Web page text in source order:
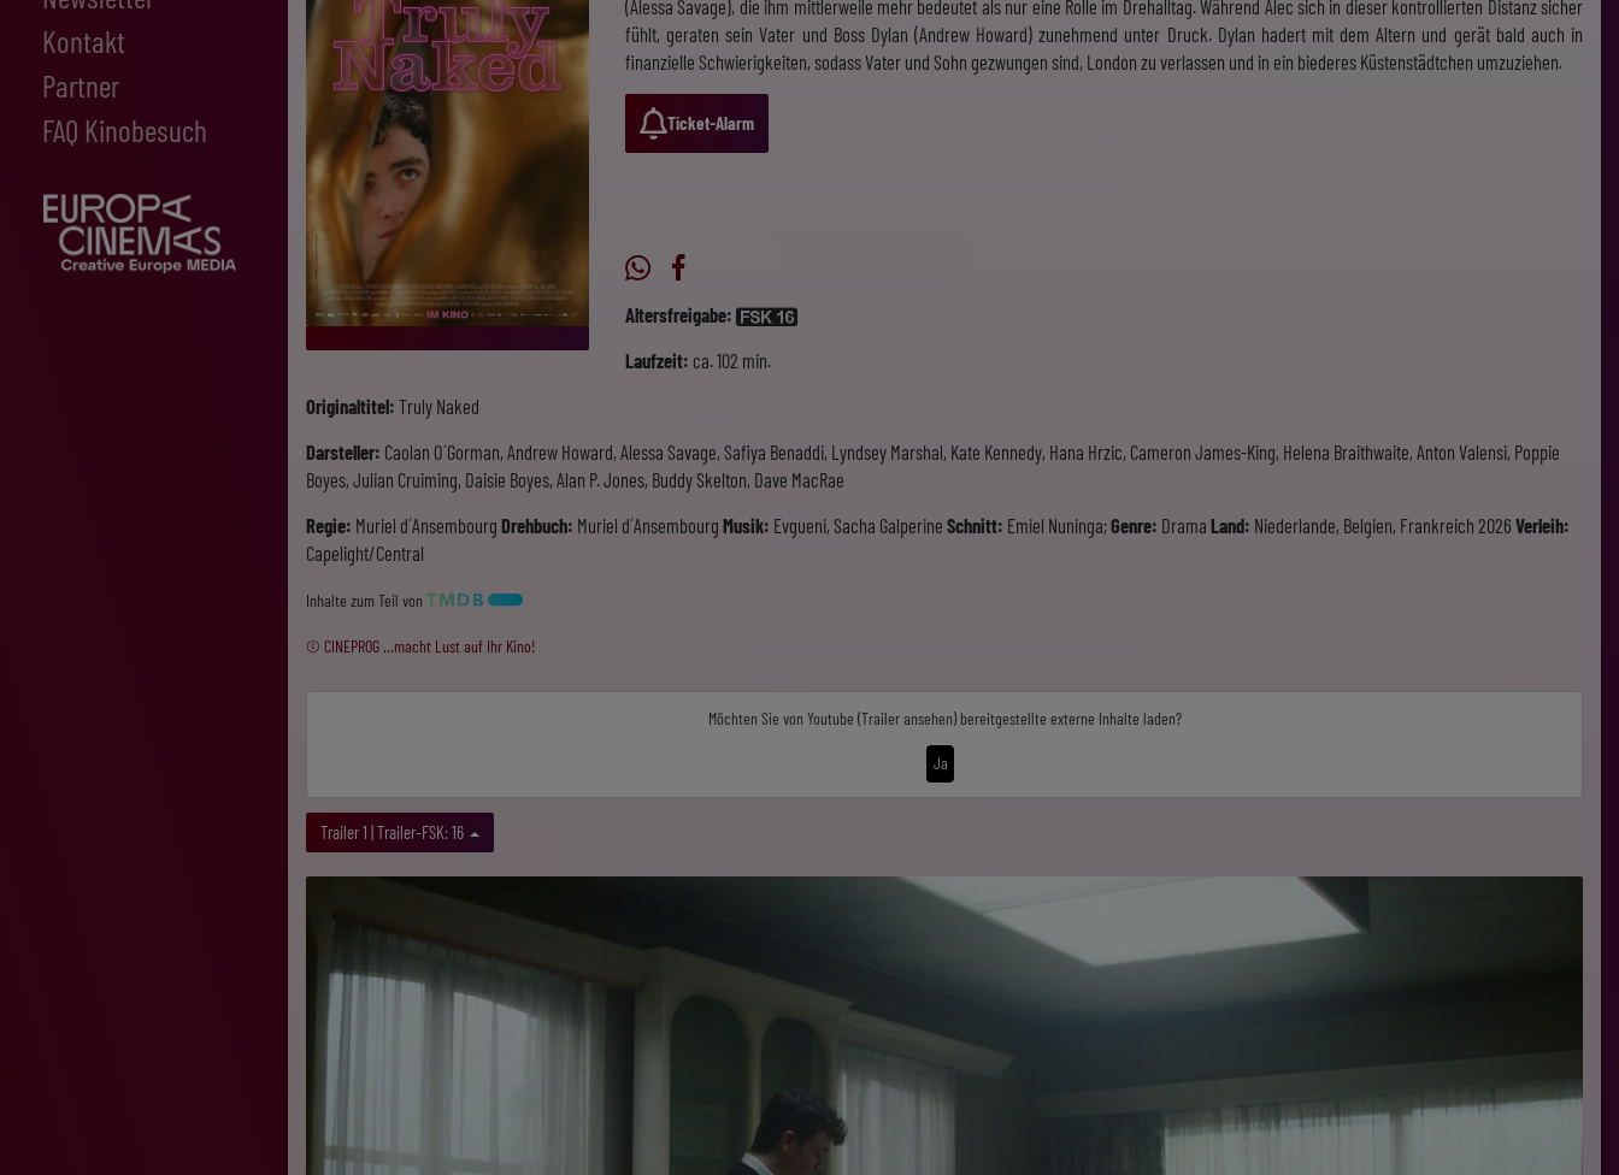
Kontakt
Partner
FAQ Kinobesuch
(Alessa Savage), die ihm mittlerweile mehr bedeutet als nur eine Rolle im Drehalltag. Während Alec sich in dieser kontrollierten Distanz sicher
fühlt, geraten sein Vater und Boss Dylan (Andrew Howard) zunehmend unter Druck. Dylan hadert mit dem Altern und gerät bald auch in
finanzielle Schwierigkeiten, sodass Vater und Sohn gezwungen sind, London zu verlassen und in ein biederes Küstenstädtchen umzuziehen.
Ticket-Alarm
Altersfreigabe:
Laufzeit: ca. 102 min.
Originaltitel: Truly Naked
Darsteller: Caolan O´Gorman, Andrew Howard, Alessa Savage, Safiya Benaddi, Lyndsey Marshal, Kate Kennedy, Hana Hrzic, Cameron James-King, Helena Braithwaite, Anton Valensi, Poppie
Boyes, Julian Cruiming, Daisie Boyes, Alan P. Jones, Buddy Skelton, Dave MacRae
Regie: Muriel d´Ansembourg Drehbuch: Muriel d´Ansembourg Musik: Evgueni, Sacha Galperine Schnitt: Emiel Nuninga;Genre: Drama Land: Niederlande, Belgien, Frankreich 2026 Verleih:
Capelight/Central
Inhalte zum Teil von
© CINEPROG ...macht Lust auf Ihr Kino!
Möchten Sie von Youtube (Trailer ansehen)bereitgestellte externe Inhalte laden?
Ja
Trailer 1 | Trailer-FSK: 16